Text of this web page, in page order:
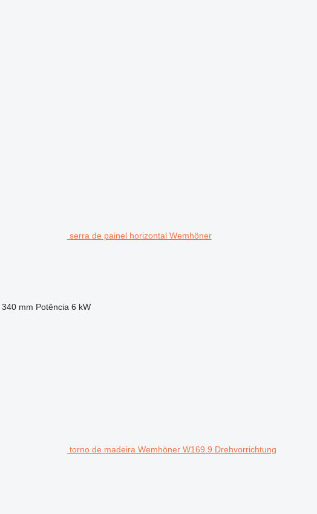
serra de painel horizontal Wemhöner
340 mm Potência 6 kW
torno de madeira Wemhöner W169.9 Drehvorrichtung